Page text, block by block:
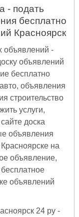
- подать
бесплатно
Красноярск
объявлений -
объявлений
бесплатно
объявления
строительство
услуги,
доска
объявления
на
объявление,
объявлений
24 ру -